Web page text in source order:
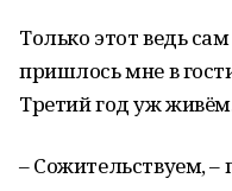
Только этот ведь
пришлось мне в
Третий год уж
– Сожительствуем, –